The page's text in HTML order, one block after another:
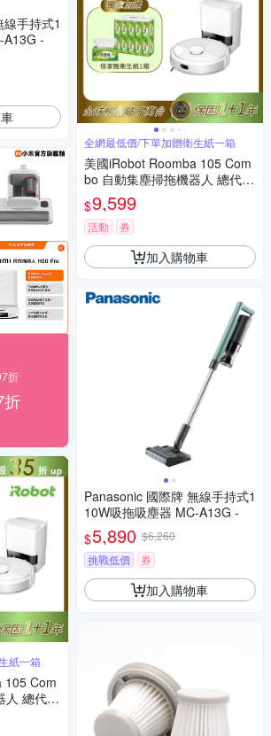
手持式1
A13G -
折
折
紙一箱
105 Com
理
全網最低價/下單加贈衛生紙一箱
美國iRobot Roomba 105 Com
bo 自動集塵掃拖機器人 總代理
保固1+1年
$9,599
活動 券
加入購物車
Panasonic 國際牌 無線手持式1
10W吸拖吸塵器 MC-A13G -
$5,890 $6,260
挑戰低價
券
加入購物車